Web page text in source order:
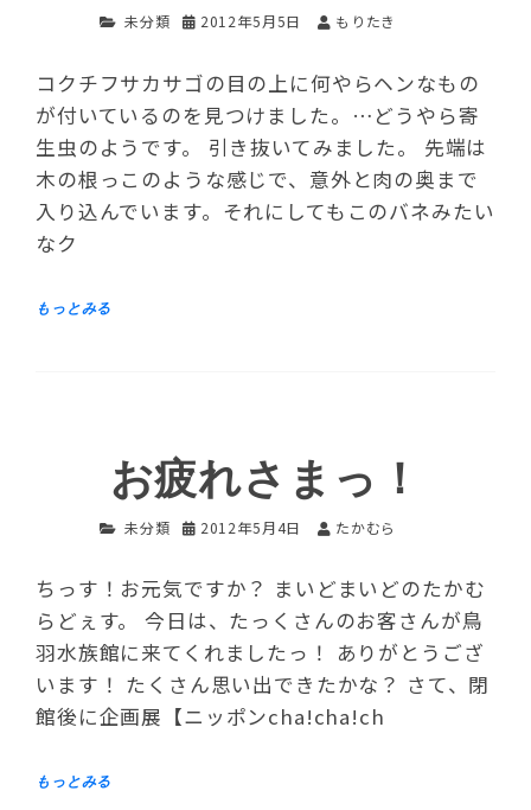
未分類 2012年5月5日 もりたき
コクチフサカサゴの目の上に何やらヘンなもの
が付いているのを見つけました。…どうやら寄
生虫のようです。 引き抜いてみました。 先端は
木の根っこのような感じで、意外と肉の奥まで
入り込んでいます。それにしてもこのバネみたい
なク
お疲れさまっ！
未分類 2012年5月4日 たかむら
ちっす！お元気ですか？ まいどまいどのたかむ
らどぇす。 今日は、たっくさんのお客さんが鳥
羽水族館に来てくれましたっ！ ありがとうござ
います！ たくさん思い出できたかな？ さて、閉
館後に企画展【ニッポンcha!cha!ch